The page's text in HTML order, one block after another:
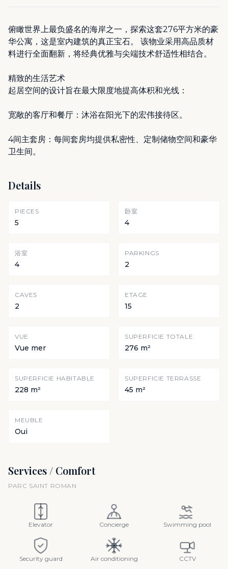
俯瞰世界上最负盛名的海岸之一，探索这套276平方米的豪
华公寓，这是室内建筑的真正宝石。 该物业采用高品质材
料进行全面翻新，将经典优雅与尖端技术舒适性相结合。
精致的生活艺术
起居空间的设计旨在最大限度地提高体积和光线：
宽敞的客厅和餐厅：沐浴在阳光下的宏伟接待区。
4间主套房：每间套房均提供私密性、定制储物空间和豪华
卫生间。
Details
PIECES
5
卧室
4
浴室
4
PARKINGS
2
CAVES
2
ETAGE
15
VUE
Vue mer
SUPERFICIE TOTALE
276 m²
SUPERFICIE HABITABLE
228 m²
SUPERFICIE TERRASSE
45 m²
MEUBLE
Oui
Services / Comfort
PARC SAINT ROMAN
Elevator Concierge Swimming pool
Security guard Air conditioning CCTV